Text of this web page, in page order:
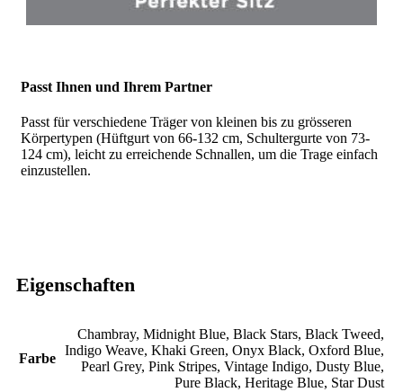
Passt Ihnen und Ihrem Partner
Passt für verschiedene Träger von kleinen bis zu grösseren
Körpertypen (Hüftgurt von 66-132 cm, Schultergurte von 73-
124 cm), leicht zu erreichende Schnallen, um die Trage einfach
einzustellen.
Eigenschaften
Farbe
‎ Chambray, Midnight Blue, Black Stars, Black Tweed,
Indigo Weave, Khaki Green, Onyx Black, Oxford Blue,
Pearl Grey, Pink Stripes, Vintage Indigo, Dusty Blue,
Pure Black, Heritage Blue, Star Dust